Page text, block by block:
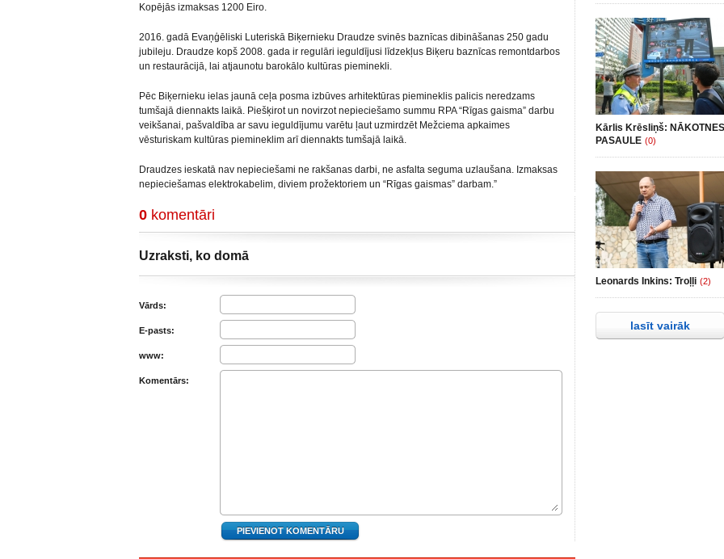
Kopējās izmaksas 1200 Eiro.
2016. gadā Evaņģēliski Luteriskā Biķernieku Draudze svinēs baznīcas dibināšanas 250 gadu
jubileju. Draudze kopš 2008. gada ir regulāri ieguldījusi līdzekļus Biķeru baznīcas remontdarbos
un restaurācijā, lai atjaunotu barokālo kultūras pieminekli.
Pēc Biķernieku ielas jaunā ceļa posma izbūves arhitektūras piemineklis palicis neredzams
tumšajā diennakts laikā. Piešķirot un novirzot nepieciešamo summu RPA “Rīgas gaisma” darbu
veikšanai, pašvaldība ar savu ieguldījumu varētu ļaut uzmirdzēt Mežciema apkaimes
vēsturiskam kultūras piemineklim arī diennakts tumšajā laikā.
Draudzes ieskatā nav nepieciešami ne rakšanas darbi, ne asfalta seguma uzlaušana. Izmaksas
nepieciešamas elektrokabelim, diviem prožektoriem un “Rīgas gaismas” darbam.”
0 komentāri
Uzraksti, ko domā
Vārds:
E-pasts:
www:
Komentārs:
Kārlis Krēsliņš: NĀKOTNES
PASAULE (0)
Leonards Inkins: Troļļi (2)
lasīt vairāk